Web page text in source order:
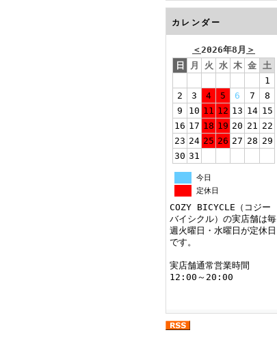
カレンダー
＜2026年8月 ＞
日
月 火 水 木 金 土
1
2
3 4 5 6 7
8
9
10 11 12 13 14 15
16 17 18 19 20 21 22
23 24 25 26 27 28 29
30 31
今日
定休日
COZY BICYCLE（コジー
バイシクル）の実店舗は毎
週火曜日・水曜日が定休日
です。
実店舗通常営業時間
12:00～20:00